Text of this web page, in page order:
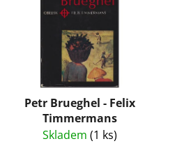
Petr Brueghel - Felix
Timmermans
Skladem (1 ks)